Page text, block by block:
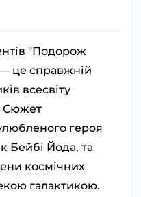
"Подорож
— це справжній
всесвіту
Сюжет
героя
Бейбі Йода, та
космічних
галактикою.